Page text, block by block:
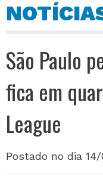
São Paulo
fica em
League
Postado no dia 14/